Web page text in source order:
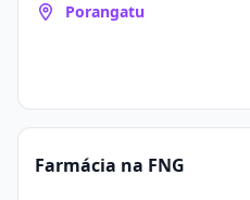
Porangatu
Farmácia na FNG